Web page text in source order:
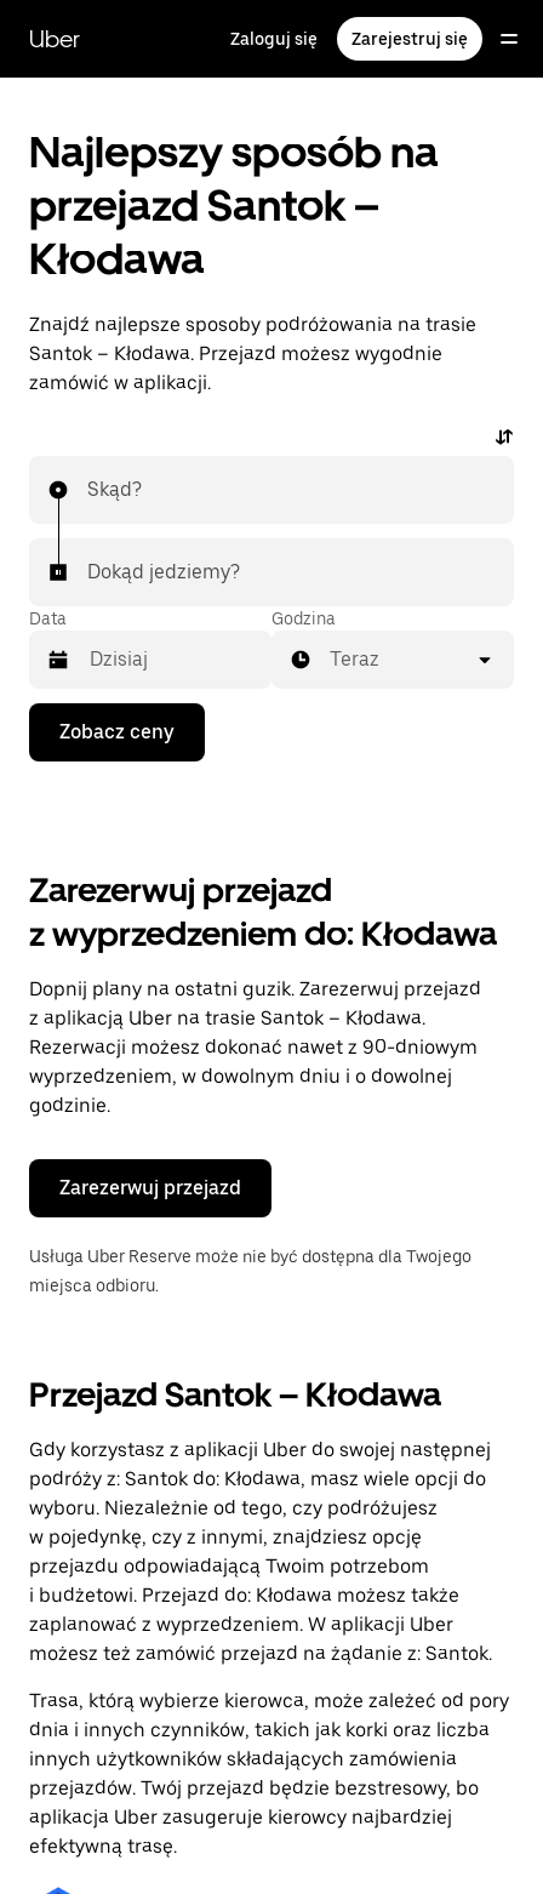
głównej
zawartości
Uber Zaloguj się Zarejestruj się
Najlepszy sposób na
przejazd Santok –
Kłodawa
Znajdź najlepsze sposoby podróżowania na trasie
Santok – Kłodawa. Przejazd możesz wygodnie
zamówić w aplikacji.
Skąd?
Dokąd jedziemy?
Data
Naciśnij
klawisz
strzałki
i wybrać
Naciśnij
klawisz
„Escape”,
aby
zamknąć
kalendarz.
Godzina
Teraz
Zobacz ceny
Zarezerwuj przejazd
z wyprzedzeniem do: Kłodawa
Dopnij plany na ostatni guzik. Zarezerwuj przejazd
z aplikacją Uber na trasie Santok – Kłodawa.
Rezerwacji możesz dokonać nawet z 90-dniowym
wyprzedzeniem, w dowolnym dniu i o dowolnej
godzinie.
Zarezerwuj przejazd
Usługa Uber Reserve może nie być dostępna dla Twojego
miejsca odbioru.
Przejazd Santok – Kłodawa
Gdy korzystasz z aplikacji Uber do swojej następnej
podróży z: Santok do: Kłodawa, masz wiele opcji do
wyboru. Niezależnie od tego, czy podróżujesz
w pojedynkę, czy z innymi, znajdziesz opcję
przejazdu odpowiadającą Twoim potrzebom
i budżetowi. Przejazd do: Kłodawa możesz także
zaplanować z wyprzedzeniem. W aplikacji Uber
możesz też zamówić przejazd na żądanie z: Santok.
Trasa, którą wybierze kierowca, może zależeć od pory
dnia i innych czynników, takich jak korki oraz liczba
innych użytkowników składających zamówienia
przejazdów. Twój przejazd będzie bezstresowy, bo
aplikacja Uber zasugeruje kierowcy najbardziej
efektywną trasę.